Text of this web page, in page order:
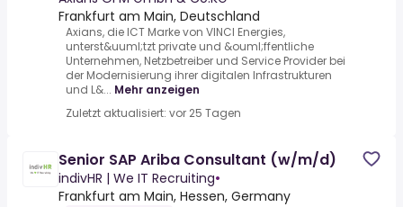
Frankfurt am Main, Deutschland
Axians, die ICT Marke von VINCI Energies,
unterst&uuml;tzt private und &ouml;ffentliche
Unternehmen, Netzbetreiber und Service Provider bei
der Modernisierung ihrer digitalen Infrastrukturen
und L&... Mehr anzeigen
Zuletzt aktualisiert: vor 25 Tagen
Senior SAP Ariba Consultant (w/m/d)
indivHR | We IT Recruiting•
Frankfurt am Main, Hessen, Germany